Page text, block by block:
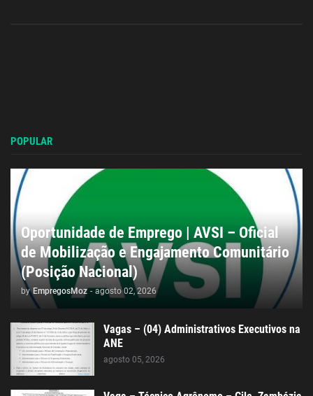
POPULAR
Oportunidade de Emprego | AVSI – Oficial
de Mobilização e Engajamento Comunitário
(Posição Nacional)
by EmpregosMoz - agosto 02, 2026
Vagas – (04) Administrativos Executivos na
ANE
agosto 05, 2026